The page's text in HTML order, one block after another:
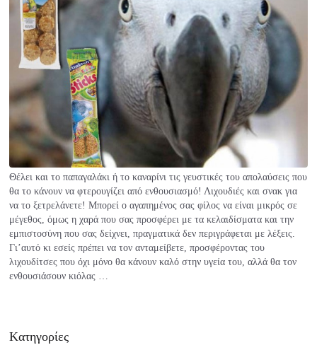
Θέλει και το παπαγαλάκι ή το καναρίνι τις γευστικές του απολαύσεις που
θα το κάνουν να φτερουγίζει από ενθουσιασμό! Λιχουδιές και σνακ για
να το ξετρελάνετε! Μπορεί ο αγαπημένος σας φίλος να είναι μικρός σε
μέγεθος, όμως η χαρά που σας προσφέρει με τα κελαιδίσματα και την
εμπιστοσύνη που σας δείχνει, πραγματικά δεν περιγράφεται με λέξεις.
Γι’αυτό κι εσείς πρέπει να τον ανταμείβετε, προσφέροντας του
λιχουδίτσες που όχι μόνο θα κάνουν καλό στην υγεία του, αλλά θα τον
ενθουσιάσουν κιόλας …
Kατηγορίες